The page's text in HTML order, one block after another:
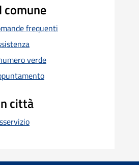
comune
frequenti
verde
città